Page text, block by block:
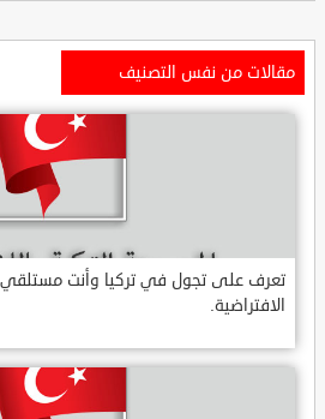
مقالات من نفس التصنيف
تعرف على تجول في تركيا وأنت مستلقي
الافتراضية.